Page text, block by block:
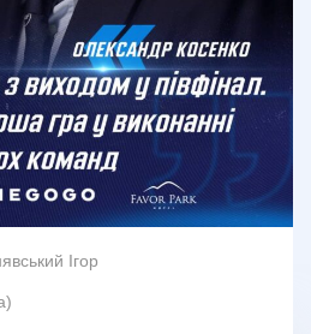
Ігор